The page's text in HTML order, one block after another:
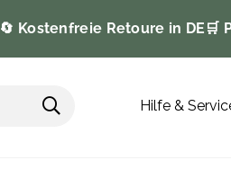
🔄 Kostenfreie Retoure in DE 🛒
Hilfe &